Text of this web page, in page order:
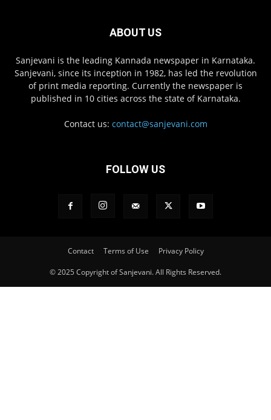
ABOUT US
Sanjevani is the leading Kannada newspaper in Karnataka.
Sanjevani, since its inception in 1982, has led the revolution
of print media reporting. Currently the newspaper is
published in 10 cities across the state of Karnataka.
Contact us: contact@sanjevani.com
FOLLOW US
Contact Terms of Use Privacy Policy
© 2025 Copyright of Sanjevani. All Rights Reserved.